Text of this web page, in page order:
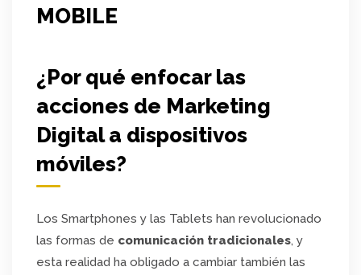
MOBILE
¿Por qué enfocar las
acciones de Marketing
Digital a dispositivos
móviles?
Los Smartphones y las Tablets han revolucionado
las formas de comunicación tradicionales, y
esta realidad ha obligado a cambiar también las